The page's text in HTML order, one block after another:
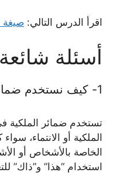
اقرأ الدرس التالي: صيغة
أسئلة
1- كيف نستخدم ضمائر الملكيه؟
تستخدم ضمائر الملكية
الملكية أو الانتماء،
الخاصة بالأشخاص أو
استخدام “هذا” و”ذاك”